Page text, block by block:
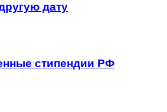
дату
стипендии РФ